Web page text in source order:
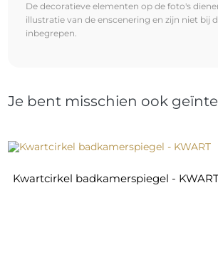
De decoratieve elementen op de foto's
illustratie van de enscenering en zijn niet bij
inbegrepen.
Je bent misschien ook
Kwartcirkel badkamerspiegel -